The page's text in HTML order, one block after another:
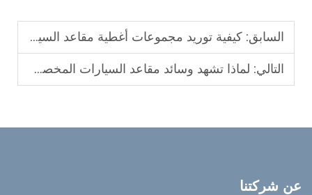
السابق: كيفية توريد مجموعات أغطية مقاعد السيارات المتميزة من مصنّعين موثوقين
التالي: لماذا تشهد وسائد مقاعد السيارات المخصصة طلبًا مرتفعًا بين الوكلاء؟
عن شركتنا